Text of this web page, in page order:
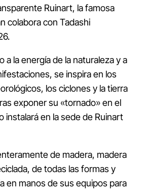
Ruinart, la famosa
colabora con Tadashi
a la energía de la naturaleza y a
se inspira en los
los ciclones y la tierra
exponer su «tornado» en el
instalará en la sede de Ruinart
de madera, madera
de todas las formas y
en manos de sus equipos para